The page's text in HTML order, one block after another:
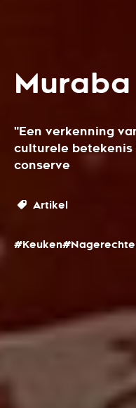
Muraba
"Een verkenning
culturele betekenis
conserve
Artikel
#Keuken